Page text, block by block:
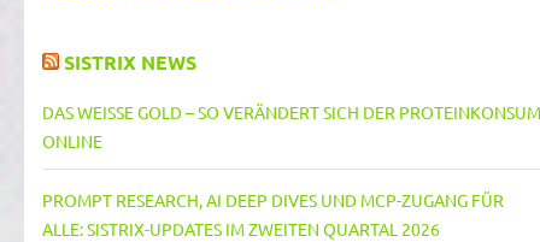
SISTRIX NEWS
DAS WEISSE GOLD – SO VERÄNDERT SICH DER PROTEINKONSUM O
NLINE
PROMPT RESEARCH, AI DEEP DIVES UND MCP-ZUGANG FÜR
ALLE: SISTRIX-UPDATES IM ZWEITEN QUARTAL 2026